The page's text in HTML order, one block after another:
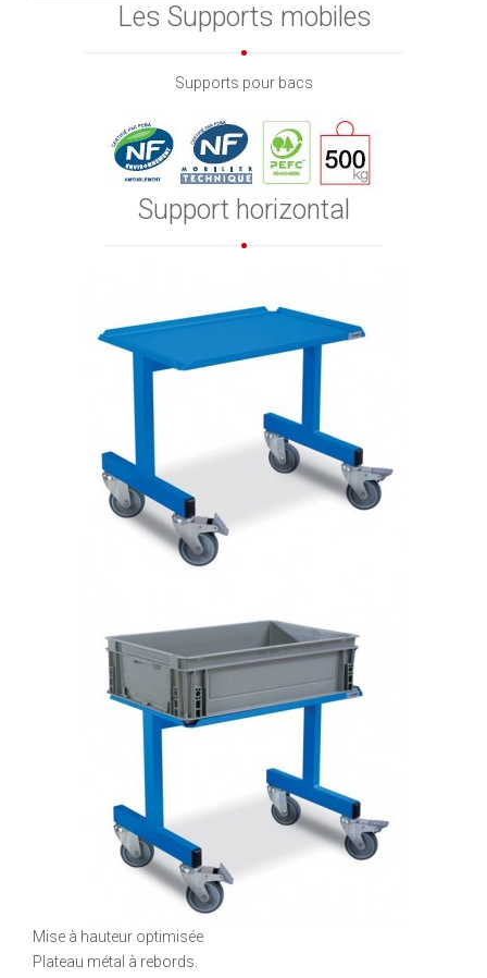
Les Supports mobiles
Supports pour bacs
Support horizontal
Mise à hauteur optimisée
Plateau métal à rebords.